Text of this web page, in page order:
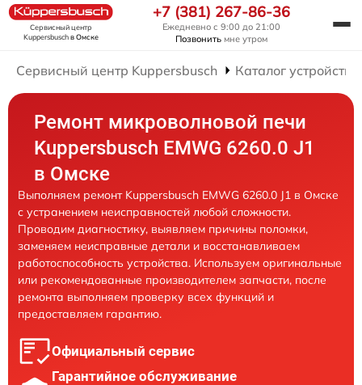
Сервисный центр
Kuppersbuschв Омске
+7 (381) 267-86-36
Ежедневно с 9:00 до 21:00
Позвонить мне утром
Сервисный центр Kuppersbusch Каталог устройств
Ремонт микроволновой печи
Kuppersbusch EMWG 6260.0 J1
в Омске
Выполняем ремонт Kuppersbusch EMWG 6260.0 J1 в Омске
с устранением неисправностей любой сложности.
Проводим диагностику, выявляем причины поломки,
заменяем неисправные детали и восстанавливаем
работоспособность устройства. Используем оригинальные
или рекомендованные производителем запчасти, после
ремонта выполняем проверку всех функций и
предоставляем гарантию.
Официальный сервис
Гарантийное обслуживание